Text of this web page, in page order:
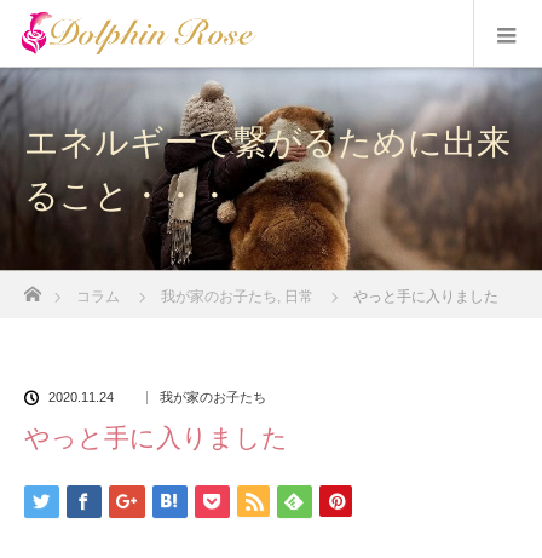
エネルギーで繋がるために出来
ること・・・
コラム 我が家のお子たち 日常 やっと手に入りました
2020.11.24 我が家のお子たち
やっと手に入りました